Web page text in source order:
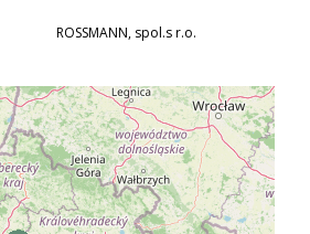
ROSSMANN, spol.s r.o.